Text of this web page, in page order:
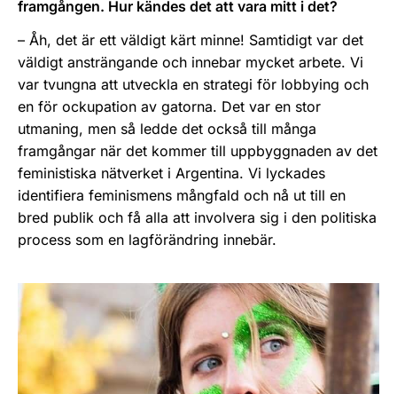
framgången. Hur kändes det att vara mitt i det?
– Åh, det är ett väldigt kärt minne! Samtidigt var det
väldigt ansträngande och innebar mycket arbete. Vi
var tvungna att utveckla en strategi för lobbying och
en för ockupation av gatorna. Det var en stor
utmaning, men så ledde det också till många
framgångar när det kommer till uppbyggnaden av det
feministiska nätverket i Argentina. Vi lyckades
identifiera feminismens mångfald och nå ut till en
bred publik och få alla att involvera sig i den politiska
process som en lagförändring innebär.